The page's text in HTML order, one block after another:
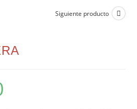
Siguiente producto